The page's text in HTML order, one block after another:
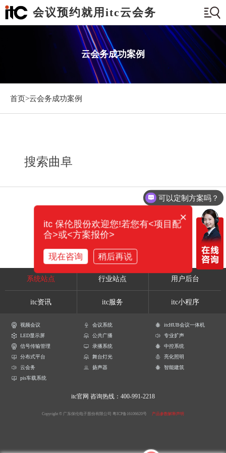
会议预约就用itc云会务
云会务成功案例
首页>云会务成功案例
搜索曲阜
系统站点 行业站点 用户后台
itc资讯 itc服务 itc小程序
视频会议 会议系统
itcHUB会议一体机
LED显示屏
公共广播
专业扩声
信号传输管理
录播系统
中控系统
分布式平台
舞台灯光
亮化照明
云会务
扬声器
智能建筑
pis车载系统
itc官网 咨询热线：400-991-2218
Copyright © 广东保伦电子股份有限公司 粤ICP备16106620号 产品参数解释声明
可以定制方案吗？
×
itc 保伦股份欢迎您!若您有<项目配
合>或<方案报价>
现在咨询 稍后再说